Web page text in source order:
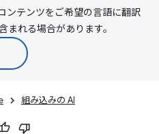
ンテンツをご希望の言語に翻訳
まれる場合があります。
組み込みの AI